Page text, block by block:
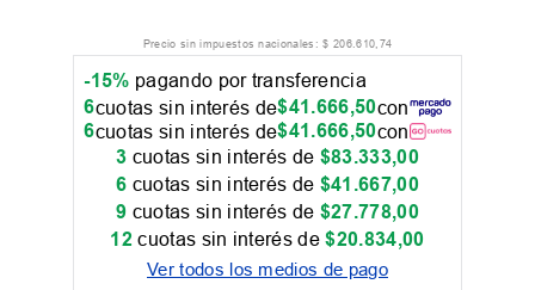
Precio sin impuestos nacionales:$ 206.610,74
-15% pagando por transferencia
6cuotas sin interés de$41.666,50con
6cuotas sin interés de$41.666,50con
3 cuotas sin interés de $83.333,00
6 cuotas sin interés de $41 .667,00
9 cuotas sin interés de $27.778,00
12 cuotas sin interés de$20.834,00
Ver todos los medios de pago